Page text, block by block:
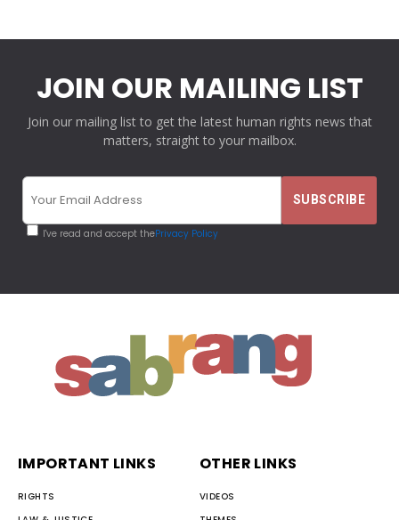
JOIN OUR MAILING LIST
Join our mailing list to get the latest human rights news that
matters, straight to your mailbox.
I've read and accept thePrivacy Policy
IMPORTANT LINKS
RIGHTS
OTHER LINKS
VIDEOS